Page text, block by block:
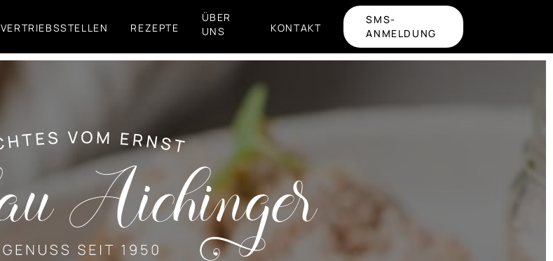
VERTRIEBSSTELLEN REZEPTE
ÜBER
UNS
KONTAKT
SMS-
ANMELDUNG